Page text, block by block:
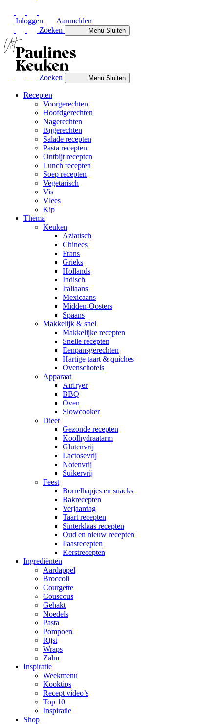
Inloggen
Aanmelden
Zoeken
MenuSluiten
Zoeken MenuSluiten
Recepten
Voorgerechten
Hoofdgerechten
Nagerechten
Bijgerechten
Salade recepten
Pasta recepten
Ontbijt recepten
Lunch recepten
Soep recepten
Vegetarisch
Vis
Vlees
Kip
Thema
Keuken
Aziatisch
Chinees
Frans
Grieks
Hollands
Indisch
Italiaans
Mexicaans
Midden-Oosters
Spaans
Makkelijk & snel
Makkelijke recepten
Snelle recepten
Eenpansgerechten
Hartige taart & quiches
Ovenschotels
Apparaat
Airfryer
BBQ
Oven
Slowcooker
Dieet
Gezonde recepten
Koolhydraatarm
Glutenvrij
Lactosevrij
Notenvrij
Suikervrij
Feest
Borrelhapjes en snacks
Bakrecepten
Verjaardag
Taart recepten
Sinterklaas recepten
Oud en nieuw recepten
Paasrecepten
Kerstrecepten
Ingrediënten
Aardappel
Broccoli
Courgette
Couscous
Gehakt
Noedels
Pasta
Pompoen
Rijst
Wraps
Zalm
Inspiratie
Weekmenu
Kooktips
Recept video’s
Top 10
Inspiratie
Shop